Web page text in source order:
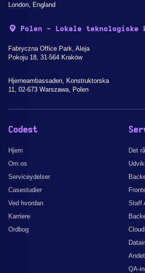
London, England
Polen - Lokale teknologiske
Fabryczna Office Park, Aleja
Pokoju 18, 31-564 Kraków
Hjerneambassaden, Konstruktorska
11, 02-673 Warszawa, Polen
Codest
Hjem
Om os
Serviceydelser
Casestudier
Ved hvordan
Karriere
Ordbog
Det
Staff
Andet
QA-